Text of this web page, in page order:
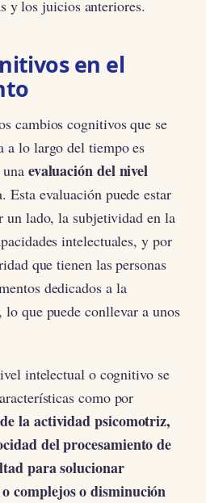
y los juicios anteriores.
en el
cambios cognitivos que se
a lo largo del tiempo es
evaluación del nivel
Esta evaluación puede estar
un lado, la subjetividad en la
intelectuales, y por
que tienen las personas
dedicados a la
que puede conllevar a unos
intelectual o cognitivo se
como por
la actividad psicomotriz,
del procesamiento de
para solucionar
complejos o disminución